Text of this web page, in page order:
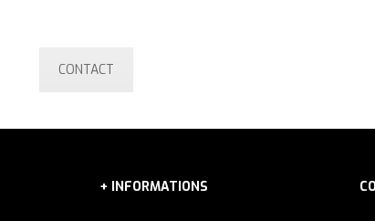
CONTACT
+ INFORMATIONS